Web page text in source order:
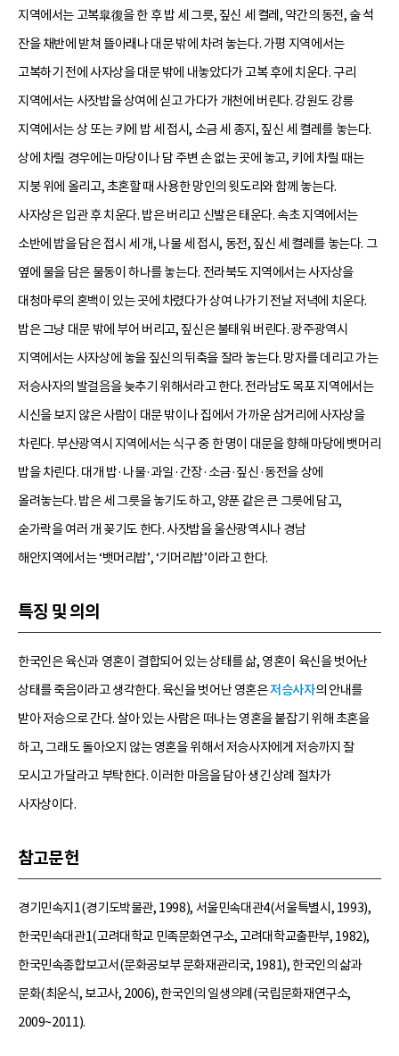
지역에서는 고복皐復을 한 후 밥 세 그릇, 짚신 세 켤레, 약간의 동전, 술 석
잔을 채반에 받쳐 뜰아래나 대문 밖에 차려 놓는다. 가평 지역에서는
고복하기 전에 사자상을 대문 밖에 내놓았다가 고복 후에 치운다. 구리
지역에서는 사잣밥을 상여에 싣고 가다가 개천에 버린다. 강원도 강릉
지역에서는 상 또는 키에 밥 세 접시, 소금 세 종지, 짚신 세 켤레를 놓는다.
상에 차릴 경우에는 마당이나 담 주변 손 없는 곳에 놓고, 키에 차릴 때는
지붕 위에 올리고, 초혼할 때 사용한 망인의 윗도리와 함께 놓는다.
사자상은 입관 후 치운다. 밥은 버리고 신발은 태운다. 속초 지역에서는
소반에 밥을 담은 접시 세 개, 나물 세 접시, 동전, 짚신 세 켤레를 놓는다. 그
옆에 물을 담은 물동이 하나를 놓는다. 전라북도 지역에서는 사자상을
대청마루의 혼백이 있는 곳에 차렸다가 상여 나가기 전날 저녁에 치운다.
밥은 그냥 대문 밖에 부어 버리고, 짚신은 불태워 버린다. 광주광역시
지역에서는 사자상에 놓을 짚신의 뒤축을 잘라 놓는다. 망자를 데리고 가는
저승사자의 발걸음을 늦추기 위해서라고 한다. 전라남도 목포 지역에서는
시신을 보지 않은 사람이 대문 밖이나 집에서 가까운 삼거리에 사자상을
차린다. 부산광역시 지역에서는 식구 중 한 명이 대문을 향해 마당에 뱃머리
밥을 차린다. 대개 밥·나물·과일·간장·소금·짚신·동전을 상에
올려놓는다. 밥은 세 그릇을 놓기도 하고, 양푼 같은 큰 그릇에 담고,
숟가락을 여러 개 꽂기도 한다. 사잣밥을 울산광역시나 경남
해안지역에서는 ‘뱃머리밥’, ‘기머리밥’이라고 한다.
특징 및 의의
한국인은 육신과 영혼이 결합되어 있는 상태를 삶, 영혼이 육신을 벗어난
상태를 죽음이라고 생각한다. 육신을 벗어난 영혼은저승사자의 안내를
받아 저승으로 간다. 살아 있는 사람은 떠나는 영혼을 붙잡기 위해 초혼을
하고, 그래도 돌아오지 않는 영혼을 위해서 저승사자에게 저승까지 잘
모시고 가달라고 부탁한다. 이러한 마음을 담아 생긴 상례 절차가
사자상이다.
참고문헌
경기민속지1(경기도박물관, 1998), 서울민속대관4(서울특별시, 1993),
한국민속대관1(고려대학교 민족문화연구소, 고려대학교출판부, 1982),
한국민속종합보고서(문화공보부 문화재관리국, 1981), 한국인의 삶과
문화(최운식, 보고사, 2006), 한국인의 일생의례(국립문화재연구소,
2009~2011).